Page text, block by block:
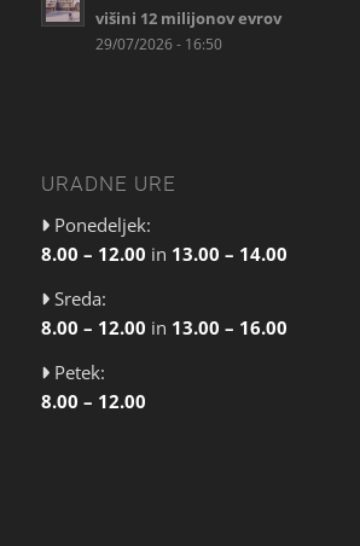
višini 12 milijonov evrov
29/07/2026 - 16:50
URADNE URE
Ponedeljek:
8.00 – 12.00 in 13.00 – 14.00
Sreda:
8.00 – 12.00 in 13.00 – 16.00
Petek:
8.00 – 12.00